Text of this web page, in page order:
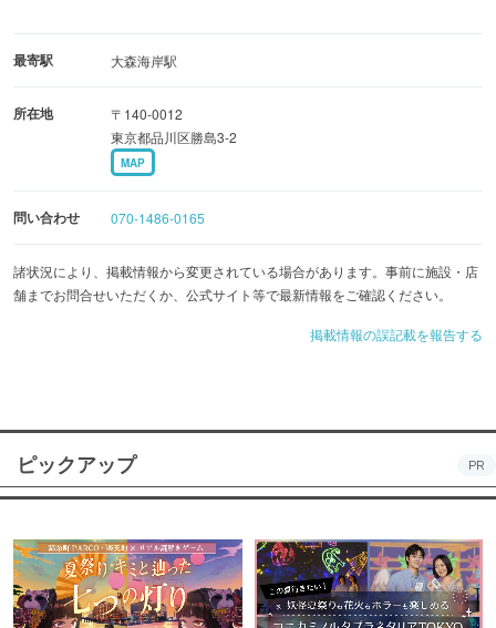
最寄駅 大森海岸駅
所在地
〒140-0012
東京都品川区勝島3-2
MAP
問い合わせ 070-1486-0165
諸状況により、掲載情報から変更されている場合があります。事前に施設・店
舗までお問合せいただくか、公式サイト等で最新情報をご確認ください。
掲載情報の誤記載を報告する
ピックアップ PR